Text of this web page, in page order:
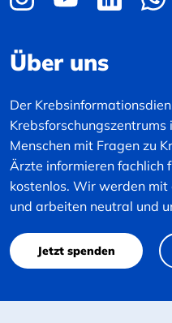
Über uns
Der
Menschen mit Fragen zu
Ärzte informieren fachlich
kostenlos. Wir werden
und arbeiten neutral und
Jetzt spenden